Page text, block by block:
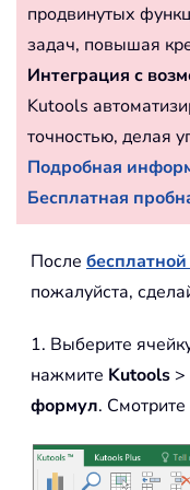
продвинутых
задач, повышая
Интеграция с
Kutools
точностью, делая
Подробная
Бесплатная
После
пожалуйста,
1. Выберите
нажмите Kutools >
формул.